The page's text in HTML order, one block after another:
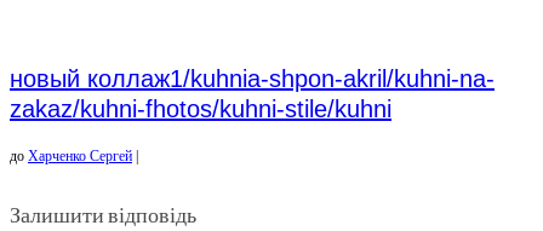
новый коллаж1/kuhnia-shpon-akril/kuhni-na-
zakaz/kuhni-fhotos/kuhni-stile/kuhni
до Харченко Сергей
Залишити відповідь